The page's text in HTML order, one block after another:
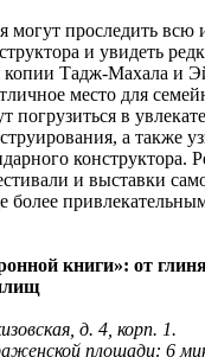
могут проследить всю
и увидеть
копии Тадж-Махала и
место для
погрузиться в
а также
конструктора.
и выставки
более
книги»: от
д. 4, корп. 1.
площади: 6